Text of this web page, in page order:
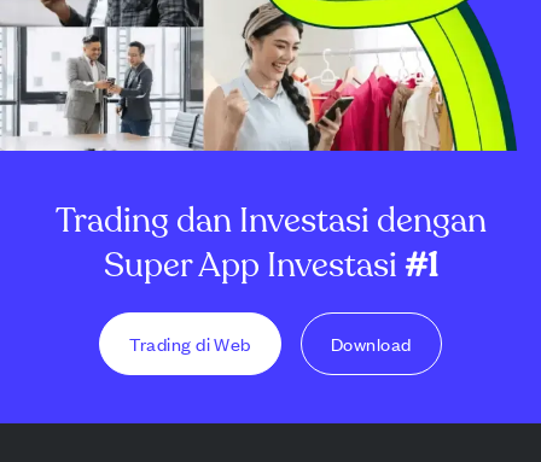
Trading dan Investasi dengan
Super App Investasi#1
Trading di Web Download